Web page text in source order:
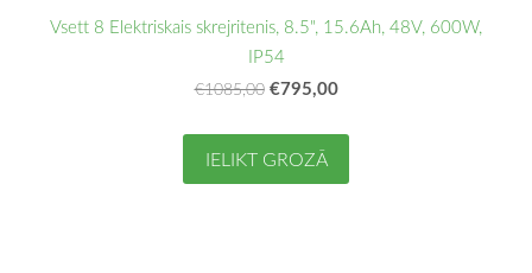
Vsett 8 Elektriskais skrejritenis, 8.5", 15.6Ah, 48V, 600W,
IP54
€1085,00 €795,00
IELIKT GROZĀ